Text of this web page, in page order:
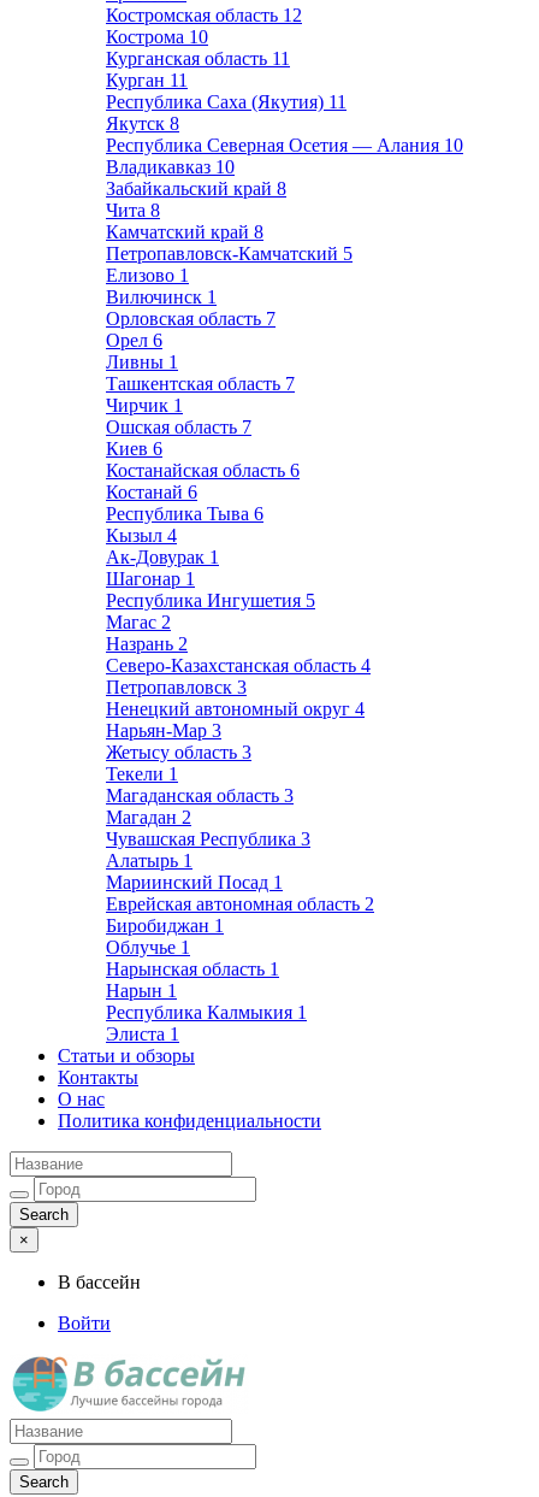
Костромская область 12
Кострома 10
Курганская область 11
Курган 11
Республика Саха (Якутия) 11
Якутск 8
Республика Северная Осетия — Алания 10
Владикавказ 10
Забайкальский край 8
Чита 8
Камчатский край 8
Петропавловск-Камчатский 5
Елизово 1
Вилючинск 1
Орловская область 7
Орел 6
Ливны 1
Ташкентская область 7
Чирчик 1
Ошская область 7
Киев 6
Костанайская область 6
Костанай 6
Республика Тыва 6
Кызыл 4
Ак-Довурак 1
Шагонар 1
Республика Ингушетия 5
Магас 2
Назрань 2
Северо-Казахстанская область 4
Петропавловск 3
Ненецкий автономный округ 4
Нарьян-Мар 3
Жетысу область 3
Текели 1
Магаданская область 3
Магадан 2
Чувашская Республика 3
Алатырь 1
Мариинский Посад 1
Еврейская автономная область 2
Биробиджан 1
Облучье 1
Нарынская область 1
Нарын 1
Республика Калмыкия 1
Элиста 1
Статьи и обзоры
Контакты
О нас
Политика конфиденциальности
×
В бассейн
Войти
Лучшие бассейны города